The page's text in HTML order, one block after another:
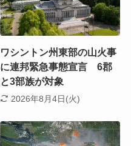
ワシントン州東部の山火事
に連邦緊急事態宣言 6郡
と3部族が対象
2026年8月4日(火)